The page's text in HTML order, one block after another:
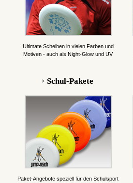
Ultimate Scheiben in vielen Farben und
Motiven - auch als Night-Glow und UV
Schul-Pakete
Paket-Angebote speziell für den Schulsport